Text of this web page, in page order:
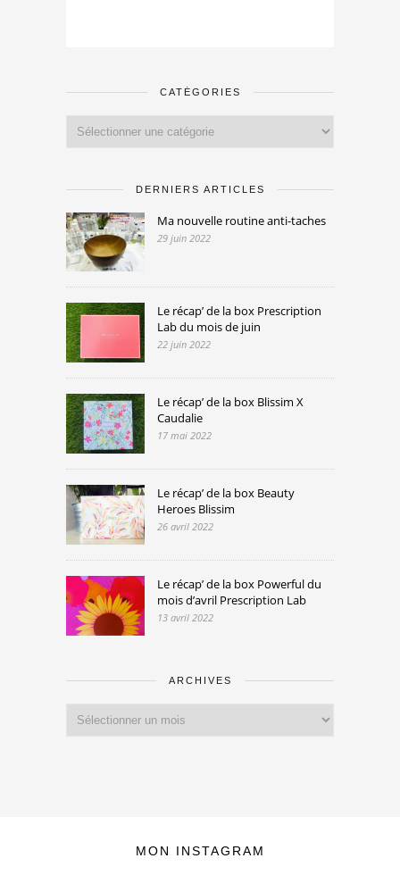
CATÉGORIES
DERNIERS ARTICLES
Ma nouvelle routine anti-taches
29 juin 2022
Le récap’ de la box Prescription
Lab du mois de juin
22 juin 2022
Le récap’ de la box Blissim X
Caudalie
17 mai 2022
Le récap’ de la box Beauty
Heroes Blissim
26 avril 2022
Le récap’ de la box Powerful du
mois d’avril Prescription Lab
13 avril 2022
ARCHIVES
MON INSTAGRAM